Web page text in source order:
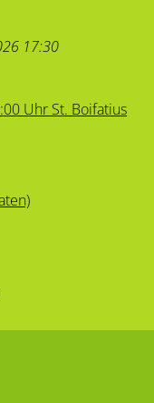
17:30
Uhr St. Boifatius